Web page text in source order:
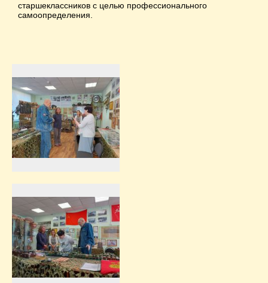
старшеклассников с целью профессионального
самоопределения.